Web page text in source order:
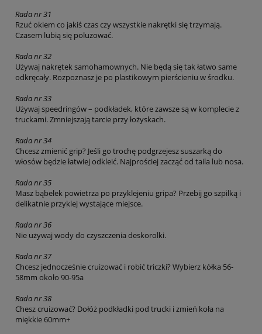
Rada nr 31
Rzuć okiem co jakiś czas czy wszystkie nakrętki się trzymają.
Czasem lubią się poluzować.
Rada nr 32
Używaj nakrętek samohamownych. Nie będą się tak łatwo same
odkręcały. Rozpoznasz je po plastikowym pierścieniu w środku.
Rada nr 33
Używaj speedringów – podkładek, które zawsze są w komplecie z
truckami. Zmniejszają tarcie przy łożyskach.
Rada nr 34
Chcesz zmienić grip? Jeśli go trochę podgrzejesz suszarką do
włosów będzie łatwiej odkleić. Najprościej zacząć od taila lub nosa.
Rada nr 35
Masz bąbelek powietrza po przyklejeniu gripa? Przebij go szpilką i
delikatnie przyklej wystające miejsce.
Rada nr 36
Nie używaj wody do czyszczenia deskorolki.
Rada nr 37
Chcesz jednocześnie cruizować i robić triczki? Wybierz kółka 56-
58mm około 90-95a
Rada nr 38
Chesz cruizować? Dołóż podkładki pod trucki i zmień koła na
miękkie 60mm+